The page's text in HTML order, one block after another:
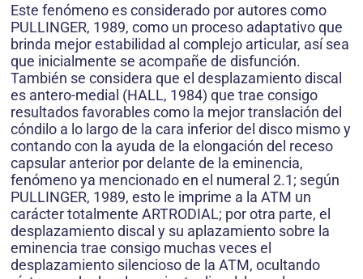
Este fenómeno es considerado por autores como
PULLINGER, 1989, como un proceso adaptativo que
brinda mejor estabilidad al complejo articular, así sea
que inicialmente se acompañe de disfunción.
También se considera que el desplazamiento discal
es antero-medial (HALL, 1984) que trae consigo
resultados favorables como la mejor translación del
cóndilo a lo largo de la cara inferior del disco mismo y
contando con la ayuda de la elongación del receso
capsular anterior por delante de la eminencia,
fenómeno ya mencionado en el numeral 2.1; según
PULLINGER, 1989, esto le imprime a la ATM un
carácter totalmente ARTRODIAL; por otra parte, el
desplazamiento discal y su aplazamiento sobre la
eminencia trae consigo muchas veces el
desplazamiento silencioso de la ATM, ocultando